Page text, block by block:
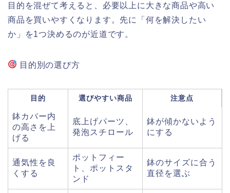
目的を混ぜて考えると、必要以上に大きな商品や高い
商品を買いやすくなります。先に「何を解決したい
か」を1つ決めるのが近道です。
目的別の選び方
目的 選びやすい商品 注意点
鉢カバー内
の高さを上
げる
底上げパーツ、
発泡スチロール
鉢が傾かないよう
にする
通気性を良
くする
ポットフィー
ト、ポットスタ
ンド
鉢のサイズに合う
直径を選ぶ